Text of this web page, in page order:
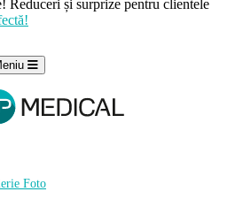
Reduceri și surprize pentru clientele
Foto